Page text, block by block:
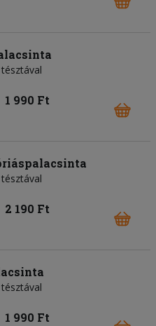
1 990 Ft
2 190 Ft
1 990 Ft